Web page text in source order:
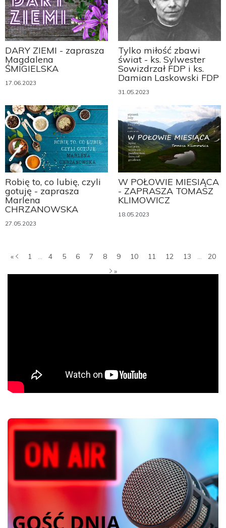
DARY ZIEMI - zaprasza
Magdalena
ŚMIGIELSKA
17.06.2023
Tylko miłość zbawi
świat - ks. Sylwester
Sowizdrzał FDP i ks.
Damian Laskowski FDP
31.05.2023
Robię to, co lubię, czyli
gotuję - zaprasza
Marlena
CHRZANOWSKA
27.05.2023
W POŁOWIE MIESIĄCA
- ZAPRASZA TOMASZ
KLIMOWICZ
18.05.2023
« 1 4 5 6 7 8 9 10 11 12 13
20
»